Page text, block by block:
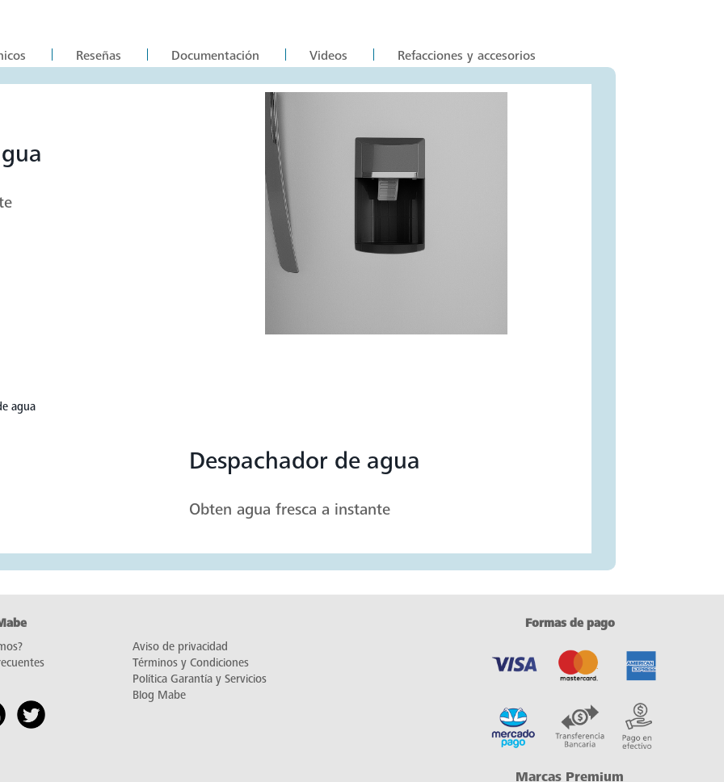
Reseñas Documentación Videos Refacciones y accesorios
Despachador de agua
Obten agua fresca a instante
Aviso de privacidad
Términos y Condiciones
Política Garantía y Servicios
Blog Mabe
Formas de pago